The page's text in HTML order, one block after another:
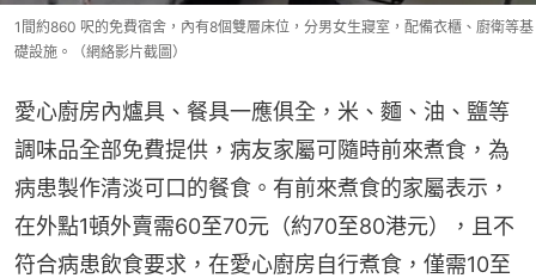
1間約860 呎的免費宿舍，內有8個雙層床位，分男女生寢室，配備衣櫃、廚衛等基
礎設施。（網絡影片截圖）
愛心廚房內爐具、餐具一應俱全，米、麵、油、鹽等
調味品全部免費提供，病友家屬可隨時前來煮食，為
病患製作清淡可口的餐食。有前來煮食的家屬表示，
在外點1頓外賣需60至70元（約70至80港元），且不
符合病患飲食要求，在愛心廚房自行煮食，僅需10至